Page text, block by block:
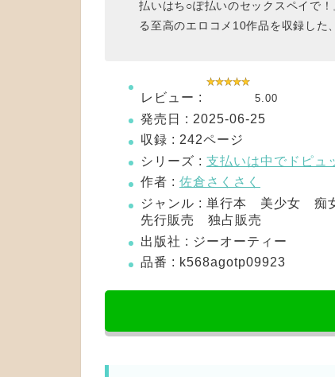
払いはち○ぽ払いのセックスペイで
る至高のエロコメ10作品を収録した
レビュー : 5.00
発売日 : 2025-06-25
収録 : 242ページ
シリーズ : 支払いは中でドピュ
作者 : 佐倉さくさく
ジャンル : 単行本 美少女
先行販売 独占販売
出版社 : ジーオーティー
品番 : k568agotp09923